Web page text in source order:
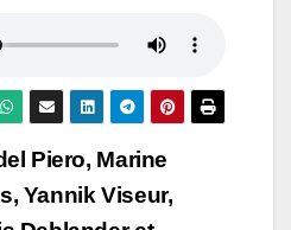
Piero, Marine
Yannik Viseur,